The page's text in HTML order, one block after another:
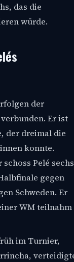
das die
würde.
der
Er ist
der dreimal die
konnte.
Pelé sechs
gegen
Schweden. Er
WM teilnahm
im Turnier,